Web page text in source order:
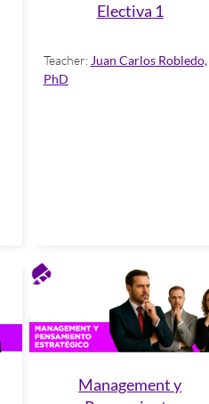
Electiva 1
Teacher: Juan Carlos Robledo,
PhD
Management y